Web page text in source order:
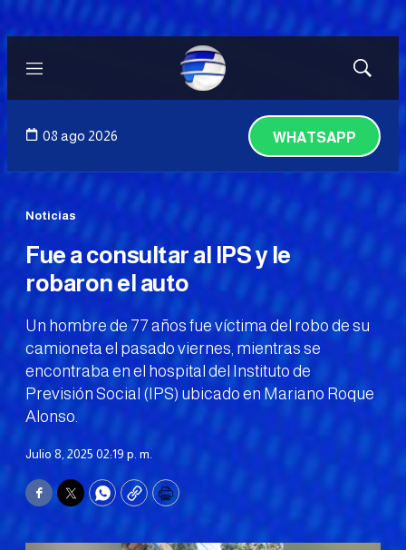
Menú
Mostrar
08 ago 2026 WHATSAPP
Noticias
Fue a consultar al IPS y le
robaron el auto
Un hombre de 77 años fue víctima del robo de su
camioneta el pasado viernes, mientras se
encontraba en el hospital del Instituto de
Previsión Social (IPS) ubicado en Mariano Roque
Alonso.
Julio 8, 2025 02:19 p. m.
Facebook
TwitterWhatsApp
CopyPrint